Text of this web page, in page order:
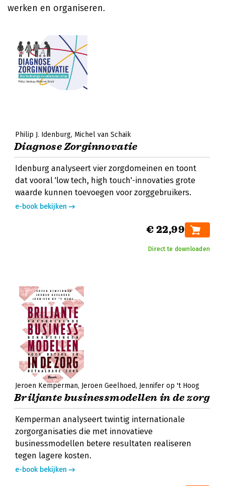
werken en organiseren.
Philip J. Idenburg Michel van Schaik
Diagnose Zorginnovatie
Idenburg analyseert vier zorgdomeinen en toont
dat vooral 'low tech, high touch'-innovaties grote
waarde kunnen toevoegen voor zorggebruikers.
e-book bekijken
€ 22,99
Direct te downloaden
Jeroen Kemperman Jeroen Geelhoed Jennifer op 't Hoog
Briljante businessmodellen in de zorg
Kemperman analyseert twintig internationale
zorgorganisaties die met innovatieve
businessmodellen betere resultaten realiseren
tegen lagere kosten.
e-book bekijken